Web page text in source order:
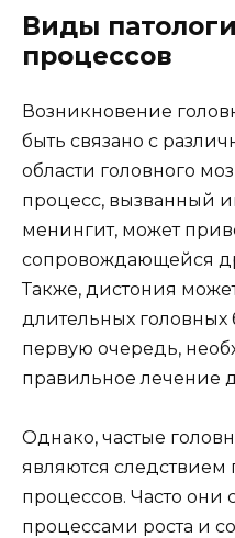
Виды
процессов
Возникновение
быть связано с
области головного
процесс, вызванный
менингит, может
сопровождающейся
Также, дистония
длительных головных
первую очередь,
правильное лечение
Однако, частые
являются следствием
процессов. Часто
процессами роста и